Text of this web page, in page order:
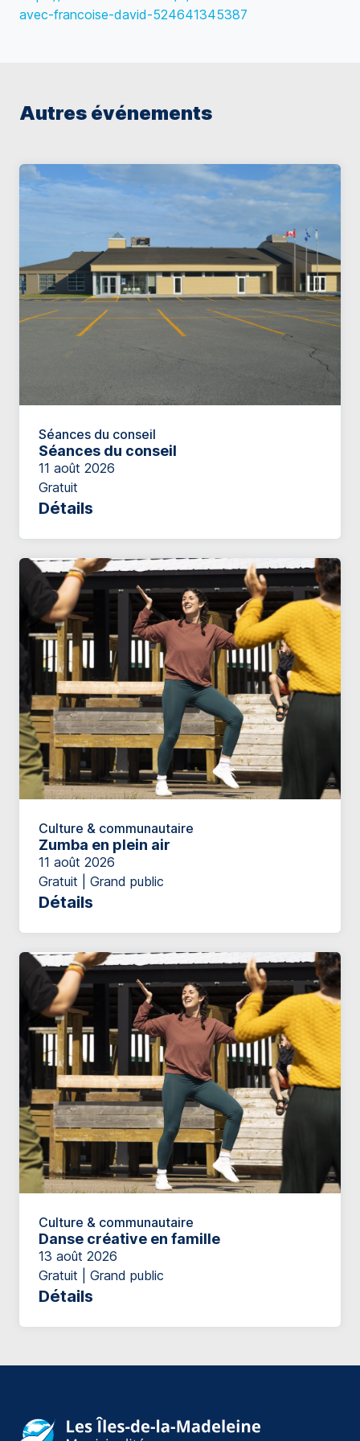
avec-francoise-david-524641345387
Autres événements
Séances du conseil
Séances du conseil
11 août 2026
Gratuit
Détails
Culture & communautaire
Zumba en plein air
11 août 2026
Gratuit | Grand public
Détails
Culture & communautaire
Danse créative en famille
13 août 2026
Gratuit | Grand public
Détails